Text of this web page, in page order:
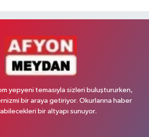
yepyeni temasıyla sizleri buluştururken,
bir araya getiriyor. Okurlarına haber
bir altyapı sunuyor.